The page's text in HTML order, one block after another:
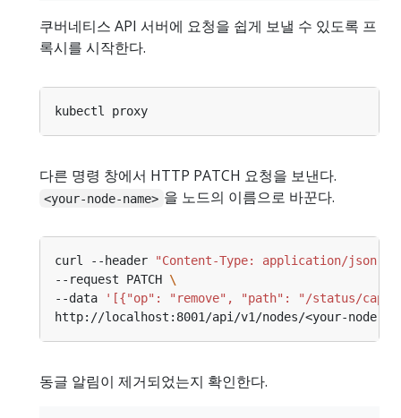
쿠버네티스 API 서버에 요청을 쉽게 보낼 수 있도록 프
록시를 시작한다.
다른 명령 창에서 HTTP PATCH 요청을 보낸다.
<your-node-name> 을 노드의 이름으로 바꾼다.
curl --header
"Content-Type: application/json-
--request PATCH
--data
'[{"op": "remove", "path": "/status/
동글 알림이 제거되었는지 확인한다.